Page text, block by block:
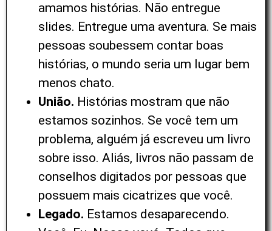
amamos histórias. Não entregue
slides. Entregue uma aventura. Se mais
pessoas soubessem contar boas
histórias, o mundo seria um lugar bem
menos chato.
União. Histórias mostram que não
estamos sozinhos. Se você tem um
problema, alguém já escreveu um livro
sobre isso. Aliás, livros não passam de
conselhos digitados por pessoas que
possuem mais cicatrizes que você.
Legado. Estamos desaparecendo.